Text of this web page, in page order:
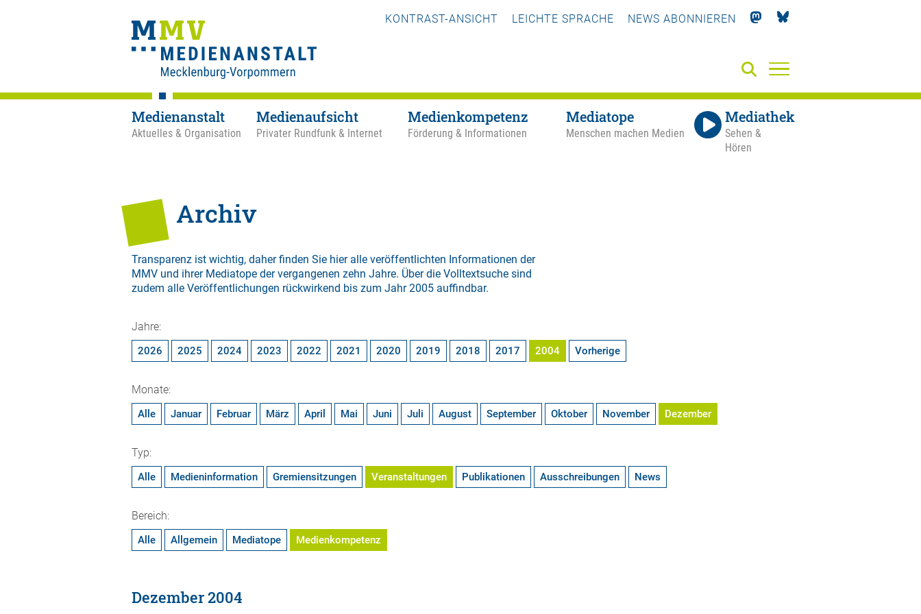
KONTRAST-ANSICHT LEICHTE SPRACHE NEWS ABONNIEREN
Medienanstalt
Aktuelles & Organisation
Medienaufsicht
Privater Rundfunk & Internet
Medienkompetenz
Förderung & Informationen
Mediatope
Menschen machen Medien
Mediathek
Sehen &
Hören
Archiv
Transparenz ist wichtig, daher finden Sie hier alle veröffentlichten Informationen der
MMV und ihrer Mediatope der vergangenen zehn Jahre. Über die Volltextsuche sind
zudem alle Veröffentlichungen rückwirkend bis zum Jahr 2005 auffindbar.
Jahre:
2026 2025 2024 2023 2022 2021 2020 2019 2018 2017 2004 Vorherige
Monate:
Alle Januar Februar März April Mai Juni Juli August September Oktober November Dezember
Typ:
Alle Medieninformation Gremiensitzungen Veranstaltungen Publikationen Ausschreibungen News
Bereich:
Alle Allgemein Mediatope Medienkompetenz
Dezember 2004